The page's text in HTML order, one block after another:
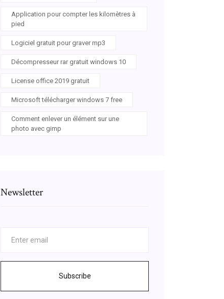
Application pour compter les kilomètres à
pied
Logiciel gratuit pour graver mp3
Décompresseur rar gratuit windows 10
License office 2019 gratuit
Microsoft télécharger windows 7 free
Comment enlever un élément sur une
photo avec gimp
Newsletter
Subscribe